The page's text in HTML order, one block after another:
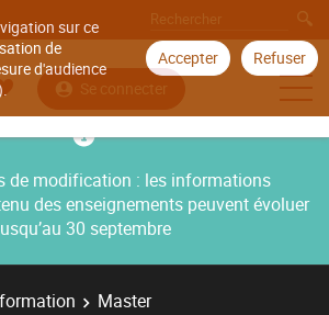
sur ce
de
d'audience
Accepter Refuser
Se connecter
de modification : les informations
des enseignements peuvent évoluer
30 septembre
Master